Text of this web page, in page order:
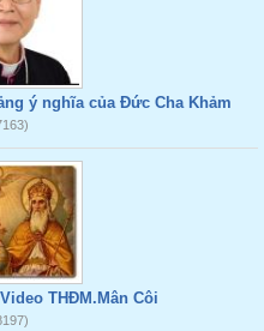
ý nghĩa của Đức Cha Khảm
THĐM.Mân Côi